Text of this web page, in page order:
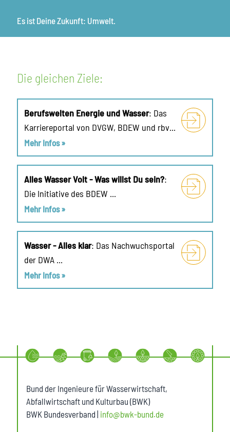
Es ist Deine Zukunft: Umwelt.
Die gleichen Ziele:
Berufswelten Energie und Wasser: Das
Karriereportal von DVGW, BDEW und rbv...
Mehr Infos »
Alles Wasser Volt - Was willst Du sein?:
Die Initiative des BDEW ...
Mehr Infos »
Wasser - Alles klar: Das Nachwuchsportal
der DWA ...
Mehr Infos »
Bund der Ingenieure für Wasserwirtschaft,
Abfallwirtschaft und Kulturbau (BWK)
BWK Bundesverband | info@bwk-bund.de